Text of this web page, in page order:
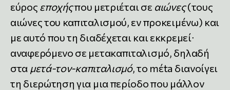
εύρος εποχήςπου μετριέται σε αιώνες(τους
αιώνες του καπιταλισμού, εν προκειμένω) και
με αυτό που τη διαδέχεται και εκκρεμεί∙
αναφερόμενο σε μετακαπιταλισμό, δηλαδή
στα μετά-τον-καπιταλισμό, το mέta διανοίγει
τη διερώτηση για μια περίοδο που μάλλον